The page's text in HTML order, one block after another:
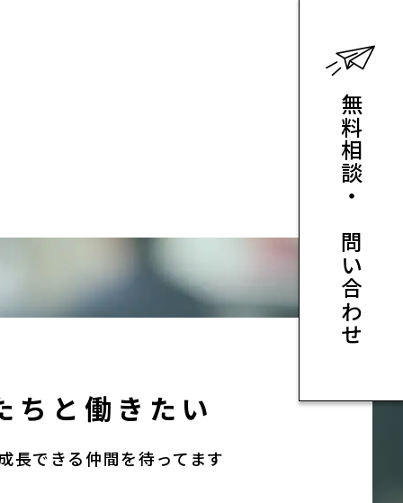
ちと働きたい
長できる仲間を待ってます
無料相談・お問い合わせ